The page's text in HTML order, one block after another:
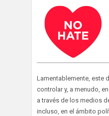
Lamentablemente, este
controlar y, a menudo,
a través de los medios
incluso, en el ámbito